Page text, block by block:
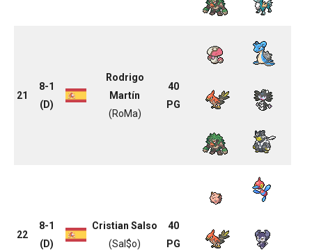
21
8-1
(D)
Rodrigo
Martín
(RoMa)
40
PG
22
8-1
(D)
Cristian Salso
(Sal$o)
40
PG